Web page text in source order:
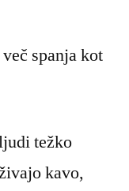
spanja kot
težko
kavo,